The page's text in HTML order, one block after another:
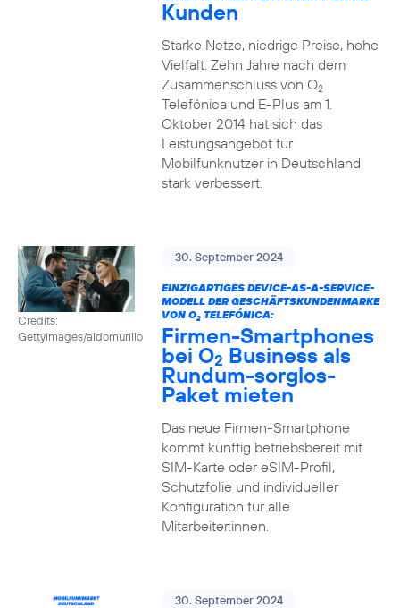
Kunden
Starke Netze, niedrige Preise, hohe
Vielfalt: Zehn Jahre nach dem
Zusammenschluss von O2
Telefónica und E-Plus am 1.
Oktober 2014 hat sich das
Leistungsangebot für
Mobilfunknutzer in Deutschland
stark verbessert.
Credits:
Gettyimages/aldomurillo
30. September 2024
EINZIGARTIGES DEVICE-AS-A-SERVICE-
MODELL DER GESCHÄFTSKUNDENMARKE
VON O2TELEFÓNICA:
Firmen-Smartphones
bei O2 Business als
Rundum-sorglos-
Paket mieten
Das neue Firmen-Smartphone
kommt künftig betriebsbereit mit
SIM-Karte oder eSIM-Profil,
Schutzfolie und individueller
Konfiguration für alle
Mitarbeiter:innen.
30. September 2024